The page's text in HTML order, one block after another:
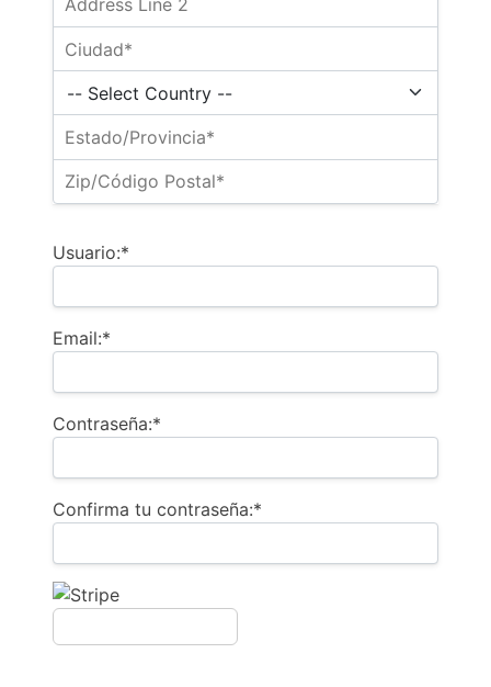
Usuario:*
Email:*
Contraseña:*
Confirma tu contraseña:*